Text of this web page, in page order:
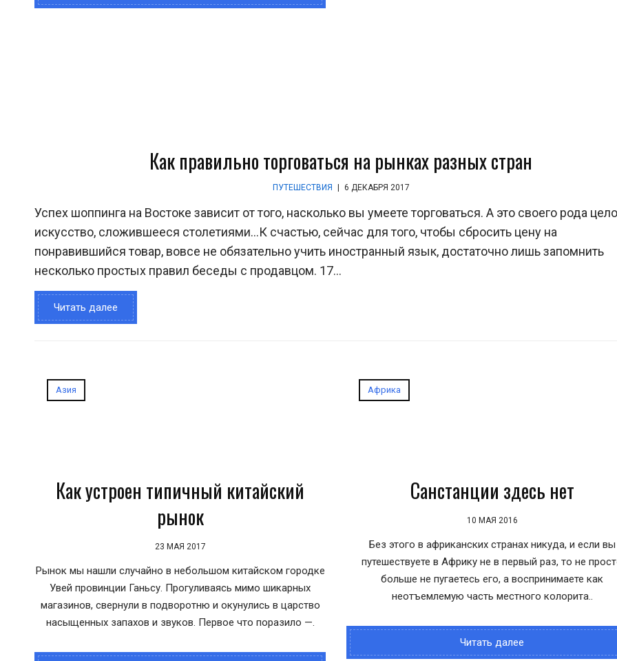
Как правильно торговаться на рынках разных стран
ПУТЕШЕСТВИЯ | 6 ДЕКАБРЯ 2017
Успех шоппинга на Востоке зависит от того, насколько вы умеете торговаться. А это своего рода
искусство, сложившееся столетиями…К счастью, сейчас для того, чтобы сбросить цену на
понравившийся товар, вовсе не обязательно учить иностранный язык, достаточно лишь запомнить
несколько простых правил беседы с продавцом. 17...
Читать далее
Азия
Как устроен типичный китайский
рынок
23 МАЯ 2017
Рынок мы нашли случайно в небольшом китайском городке
Увей провинции Ганьсу. Прогуливаясь мимо шикарных
магазинов, свернули в подворотню и окунулись в царство
насыщенных запахов и звуков. Первое что поразило —.
Африка
Санстанции здесь нет
10 МАЯ 2016
Без этого в африканских странах никуда, и если вы
путешествуете в Африку не в первый раз, то не
больше не пугаетесь его, а воспринимаете как
неотъемлемую часть местного колорита..
Читать далее